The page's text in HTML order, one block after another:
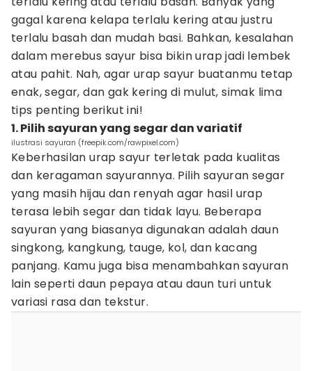
gagal karena kelapa terlalu kering atau justru
terlalu basah dan mudah basi. Bahkan, kesalahan
dalam merebus sayur bisa bikin urap jadi lembek
atau pahit. Nah, agar urap sayur buatanmu tetap
enak, segar, dan gak kering di mulut, simak lima
tips penting berikut ini!
1. Pilih sayuran yang segar dan variatif
ilustrasi sayuran (freepik.com/rawpixel.com)
Keberhasilan urap sayur terletak pada kualitas
dan keragaman sayurannya. Pilih sayuran segar
yang masih hijau dan renyah agar hasil urap
terasa lebih segar dan tidak layu. Beberapa
sayuran yang biasanya digunakan adalah daun
singkong, kangkung, tauge, kol, dan kacang
panjang. Kamu juga bisa menambahkan sayuran
lain seperti daun pepaya atau daun turi untuk
variasi rasa dan tekstur.